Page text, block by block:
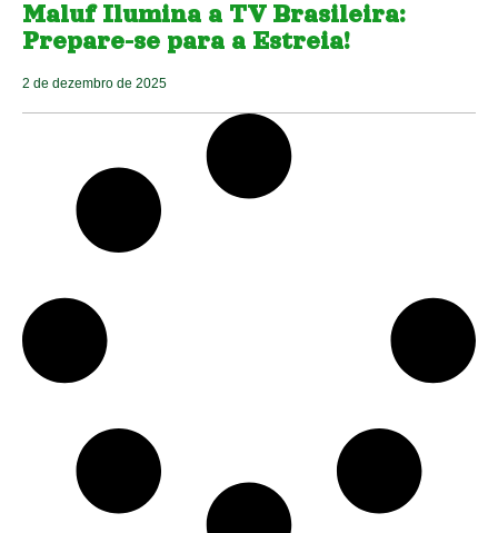
Maluf Ilumina a TV Brasileira:
Prepare-se para a Estreia!
2 de dezembro de 2025